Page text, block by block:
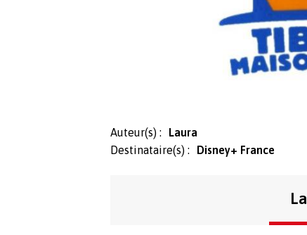
Auteur(s) :
Laura
Destinataire(s) :
Disney+ France